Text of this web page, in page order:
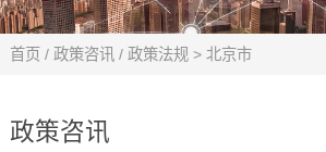
首页 / 政策咨讯 / 政策法规> 北京市
政策咨讯